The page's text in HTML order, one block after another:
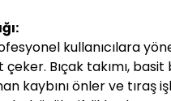
kullanıcılara
çeker. Bıçak takımı,
kaybını önler ve tıraş